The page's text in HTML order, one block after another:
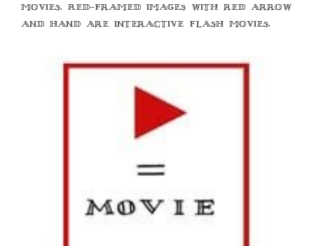
movies. Red-framed images with red arrow
and hand are interactive flash movies.